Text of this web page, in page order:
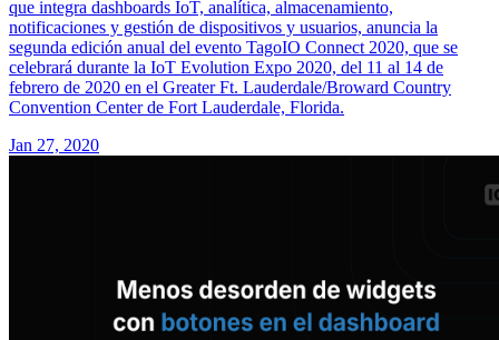
que integra dashboards IoT, analítica, almacenamiento,
notificaciones y gestión de dispositivos y usuarios, anuncia la
segunda edición anual del evento TagoIO Connect 2020, que se
celebrará durante la IoT Evolution Expo 2020, del 11 al 14 de
febrero de 2020 en el Greater Ft. Lauderdale/Broward Country
Convention Center de Fort Lauderdale, Florida.
Jan 27, 2020